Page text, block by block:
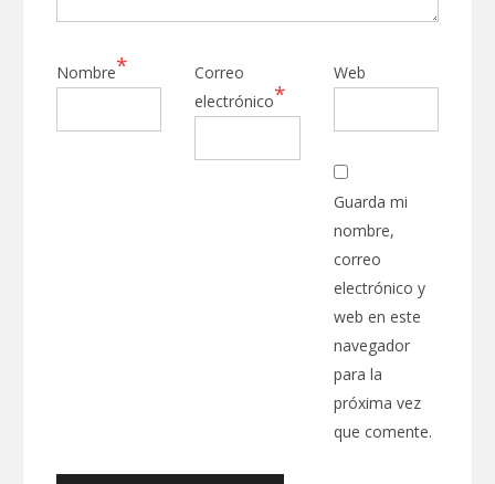
Nombre*
Correo
electrónico*
Web
Guarda mi
nombre,
correo
electrónico y
web en este
navegador
para la
próxima vez
que comente.